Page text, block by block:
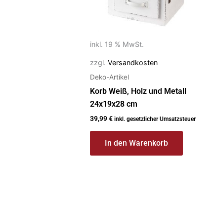
inkl. 19 % MwSt.
zzgl. Versandkosten
Deko-Artikel
Korb Weiß, Holz und Metall
24x19x28 cm
39,99€ inkl. gesetzlicher Umsatzsteuer
In den Warenkorb